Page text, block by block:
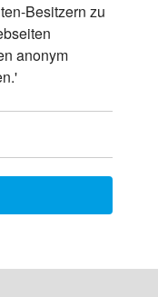
Besitzern zu
anonym